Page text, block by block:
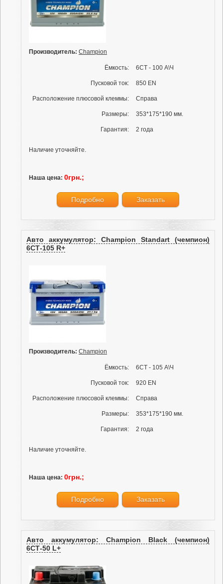
Производитель: Champion
Ёмкость: 6СТ - 100 А\Ч
Пусковой ток: 850 EN
Расположение плюсовой клеммы: Справа
Размеры: 353*175*190 мм.
Гарантия: 2 года
Наличие уточняйте.
Наша цена: 0грн.;
Подробно Заказать
Авто аккумулятор: Champion Standart (чемпион)
6СТ-105 R+
Производитель: Champion
Ёмкость: 6СТ - 105 А\Ч
Пусковой ток: 920 EN
Расположение плюсовой клеммы: Справа
Размеры: 353*175*190 мм.
Гарантия: 2 года
Наличие уточняйте.
Наша цена: 0грн.;
Подробно Заказать
Авто аккумулятор: Champion Black (чемпион)
6СТ-50 L+